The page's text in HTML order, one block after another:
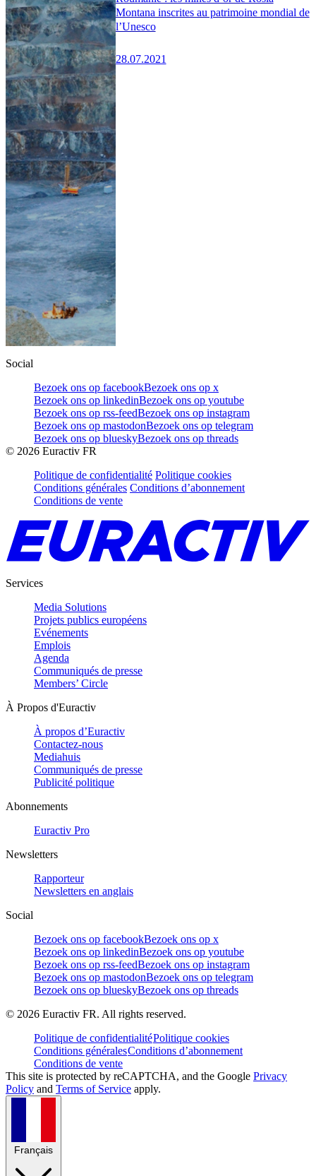
Montana inscrites au patrimoine mondial de
l’Unesco
28.07.2021
Social
Bezoek ons op facebookBezoek ons op x
Bezoek ons op linkedinBezoek ons op youtube
Bezoek ons op rss-feedBezoek ons op instagram
Bezoek ons op mastodonBezoek ons op telegram
Bezoek ons op blueskyBezoek ons op threads
© 2026 Euractiv FR
Politique de confidentialité Politique cookies
Conditions générales Conditions d’abonnement
Conditions de vente
Services
Media Solutions
Projets publics européens
Evénements
Emplois
Agenda
Communiqués de presse
Members’ Circle
À Propos d'Euractiv
À propos d’Euractiv
Contactez-nous
Mediahuis
Communiqués de presse
Publicité politique
Abonnements
Euractiv Pro
Newsletters
Rapporteur
Newsletters en anglais
Social
Bezoek ons op facebookBezoek ons op x
Bezoek ons op linkedinBezoek ons op youtube
Bezoek ons op rss-feedBezoek ons op instagram
Bezoek ons op mastodonBezoek ons op telegram
Bezoek ons op blueskyBezoek ons op threads
© 2026 Euractiv FR. All rights reserved.
Politique de confidentialitéPolitique cookies
Conditions généralesConditions d’abonnement
Conditions de vente
This site is protected by reCAPTCHA, and the Google Privacy
Policy and Terms of Service apply.
Français